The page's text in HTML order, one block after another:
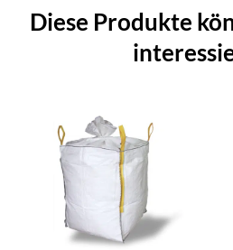
Diese Produkte